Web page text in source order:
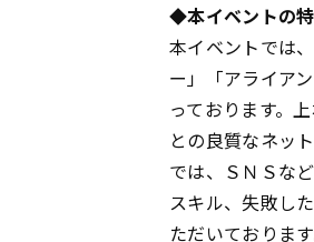
◆本イベントの
本イベントでは
ー」「アライア
っております。
との良質なネッ
では、ＳＮＳな
スキル、失敗し
ただいております